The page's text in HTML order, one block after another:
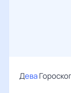
Дева